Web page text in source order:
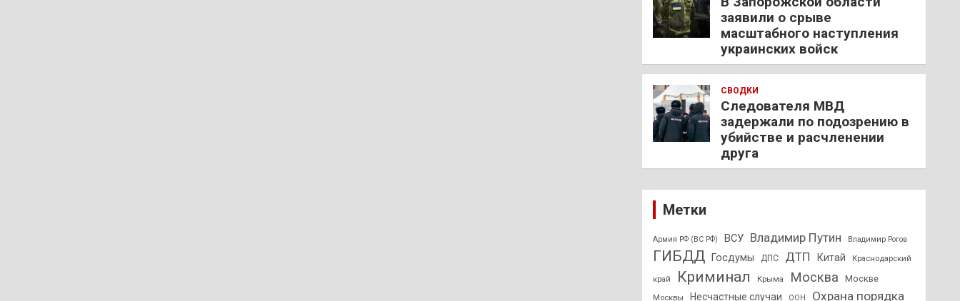
заявили о срыве
масштабного наступления
украинских войск
СВОДКИ
Следователя МВД
задержали по подозрению в
убийстве и расчленении
друга
Метки
Армия РФ (ВС РФ) ВСУ Владимир Путин Владимир Рогов
ГИБДД Госдумы ДПС ДТП Китай Краснодарский
край Криминал Крыма Москва Москве
Москвы Несчастные случаи ООН Охрана порядка